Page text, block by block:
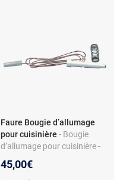
Faure Bougie d’allumage
pour cuisinière - Bougie
d’allumage pour cuisinière -
céramique - Réf.
45,00€